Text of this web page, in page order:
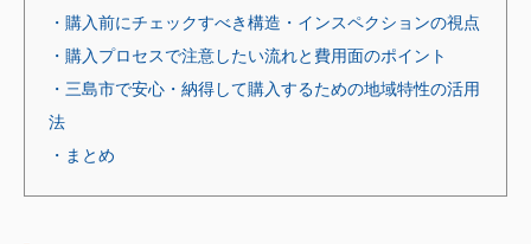
・購入前にチェックすべき構造・インスペクションの視点
・購入プロセスで注意したい流れと費用面のポイント
・三島市で安心・納得して購入するための地域特性の活用
法
・まとめ